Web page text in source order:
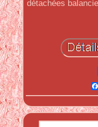
détachées